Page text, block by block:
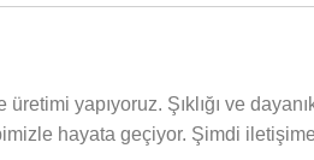
yapıyoruz. Şıklığı ve
hayata geçiyor. Şimdi